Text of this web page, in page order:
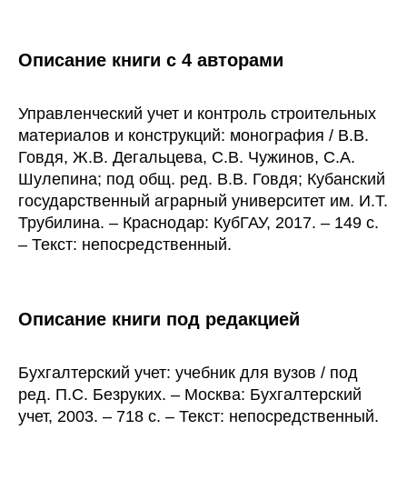
Описание книги с 4 авторами
Управленческий учет и контроль строительных
материалов и конструкций: монография / В.В.
Говдя, Ж.В. Дегальцева, С.В. Чужинов, С.А.
Шулепина; под общ. ред. В.В. Говдя; Кубанский
государственный аграрный университет им. И.Т.
Трубилина. – Краснодар: КубГАУ, 2017. – 149 с.
– Текст: непосредственный.
Описание книги под редакцией
Бухгалтерский учет: учебник для вузов / под
ред. П.С. Безруких. – Москва: Бухгалтерский
учет, 2003. – 718 с. – Текст: непосредственный.